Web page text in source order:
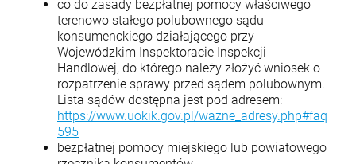
co do zasady bezpłatnej pomocy właściwego
terenowo stałego polubownego sądu
konsumenckiego działającego przy
Wojewódzkim Inspektoracie Inspekcji
Handlowej, do którego należy złożyć wniosek o
rozpatrzenie sprawy przed sądem polubownym.
Lista sądów dostępna jest pod adresem:
https://www.uokik.gov.pl/wazne_adresy.php#faq
595
bezpłatnej pomocy miejskiego lub powiatowego